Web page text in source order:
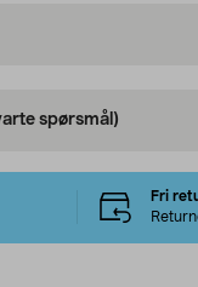
spørsmål)
Fri